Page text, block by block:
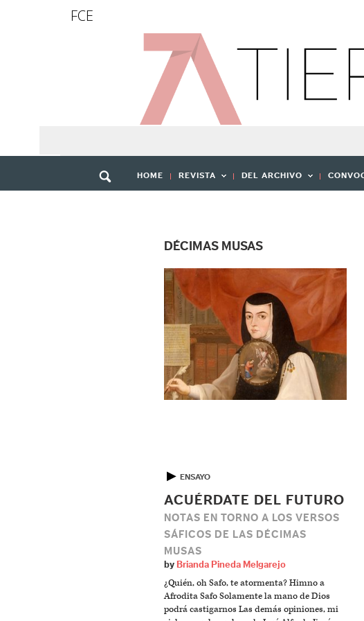
FCE
HOME REVISTA DEL ARCHIVO
DÉCIMAS MUSAS
▶ ENSAYO
ACUÉRDATE DEL FUTURO
NOTAS EN TORNO A LOS VERSOS
SÁFICOS DE LAS DÉCIMAS
MUSAS
by Brianda Pineda Melgarejo
¿Quién, oh Safo, te atormenta? Himno a
Afrodita Safo Solamente la mano de Dios
podrá castigarnos Las demás opiniones, mi